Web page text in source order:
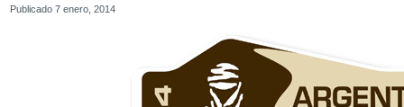
Publicado 7 enero, 2014